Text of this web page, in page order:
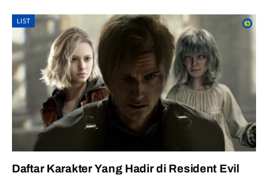
LIST
Daftar Karakter Yang Hadir di Resident Evil